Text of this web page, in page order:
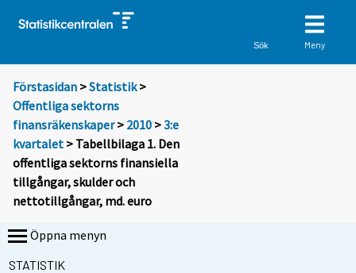
Sök Meny
Förstasidan >Statistik >
Offentliga sektorns
finansräkenskaper> 2010 >3:e
kvartalet > Tabellbilaga 1. Den
offentliga sektorns finansiella
tillgångar, skulder och
nettotillgångar, md. euro
Öppna menyn
STATISTIK